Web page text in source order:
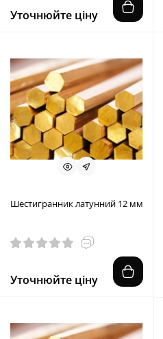
Уточнюйте ціну
Шестигранник латунний 12 мм
Уточнюйте ціну